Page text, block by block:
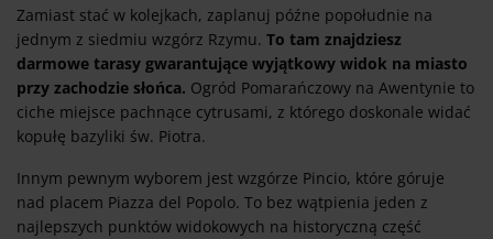
Zamiast stać w kolejkach, zaplanuj późne popołudnie na
jednym z siedmiu wzgórz Rzymu. To tam znajdziesz
darmowe tarasy gwarantujące wyjątkowy widok na miasto
przy zachodzie słońca. Ogród Pomarańczowy na Awentynie to
ciche miejsce pachnące cytrusami, z którego doskonale widać
kopułę bazyliki św. Piotra.
Innym pewnym wyborem jest wzgórze Pincio, które góruje
nad placem Piazza del Popolo. To bez wątpienia jeden z
najlepszych punktów widokowych na historyczną część